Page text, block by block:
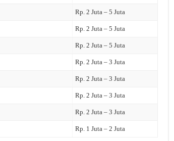
Rp. 2 Juta – 5 Juta
Rp. 2 Juta – 5 Juta
Rp. 2 Juta – 5 Juta
Rp. 2 Juta – 3 Juta
Rp. 2 Juta – 3 Juta
Rp. 2 Juta – 3 Juta
Rp. 2 Juta – 3 Juta
Rp. 1 Juta – 2 Juta